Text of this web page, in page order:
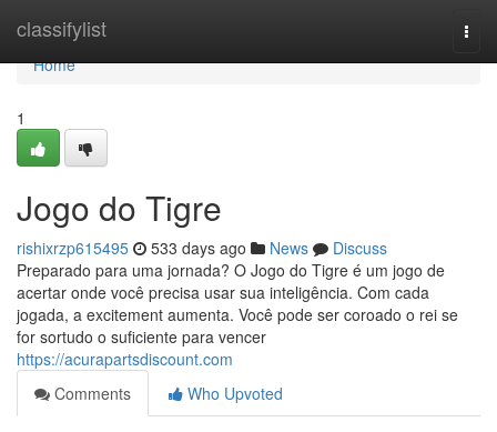
classifylist
Home
Home
1
Jogo do Tigre
rishixrzp615495 533 days ago News
Discuss
Preparado para uma jornada? O Jogo do Tigre é um jogo de
acertar onde você precisa usar sua inteligência. Com cada
jogada, a excitement aumenta. Você pode ser coroado o rei se
for sortudo o suficiente para vencer
https://acurapartsdiscount.com
Comments
Who Upvoted